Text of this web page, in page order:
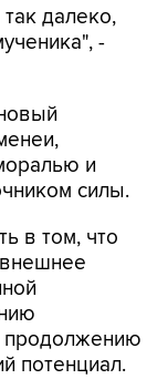
далеко,
-
и
силы.
в том, что
продолжению
потенциал.